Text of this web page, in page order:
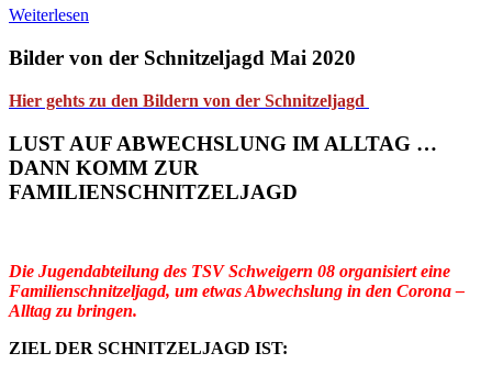
Weiterlesen
Bilder von der Schnitzeljagd Mai 2020
Hier gehts zu den Bildern von der Schnitzeljagd
LUST AUF ABWECHSLUNG IM ALLTAG …
DANN KOMM ZUR
FAMILIENSCHNITZELJAGD
Die Jugendabteilung des TSV Schweigern 08 organisiert eine
Familienschnitzeljagd, um etwas Abwechslung in den Corona –
Alltag zu bringen.
ZIEL DER SCHNITZELJAGD IST: